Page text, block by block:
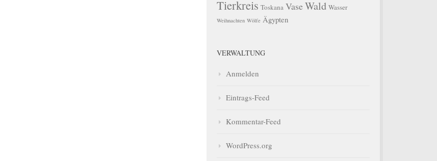
Tierkreis Toskana VaseWald Wasser
Weihnachten Wölfe Ägypten
VERWALTUNG
Anmelden
Eintrags-Feed
Kommentar-Feed
WordPress.org